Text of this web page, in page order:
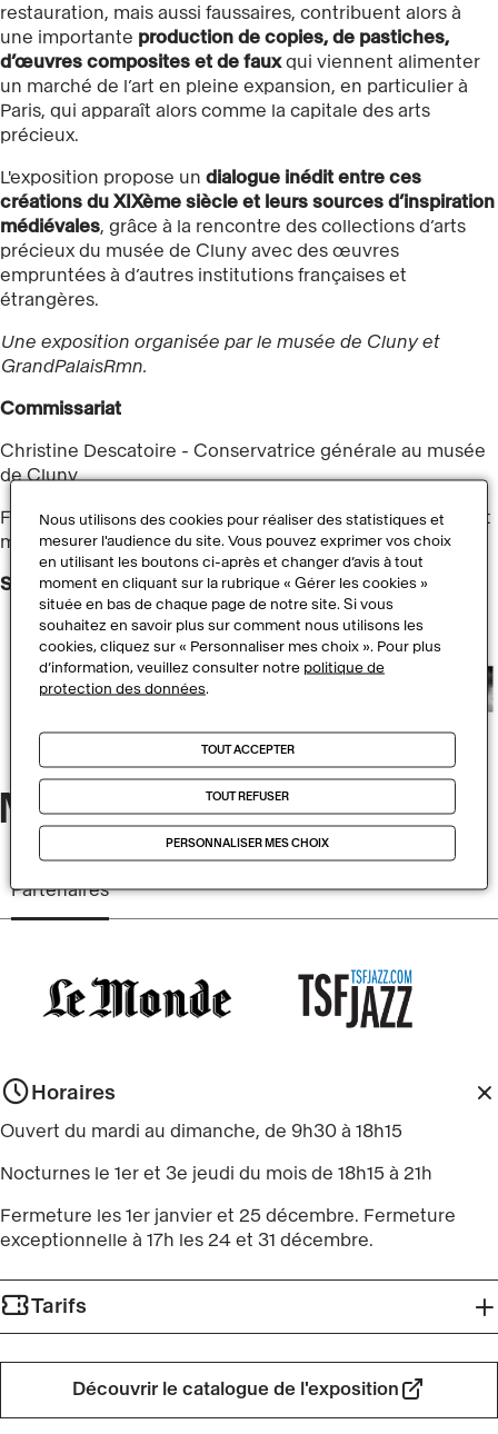
restauration, mais aussi faussaires, contribuent alors à
une importante production de copies, de pastiches,
d’œuvres composites et de fauxqui viennent alimenter
un marché de l’art en pleine expansion, en particulier à
Paris, qui apparaît alors comme la capitale des arts
précieux.
L'exposition propose un dialogue inédit entre ces
créations du XIXème siècle et leurs sources d’inspiration
médiévales, grâce à la rencontre des collections d’arts
précieux du musée de Cluny avec des œuvres
empruntées à d’autres institutions françaises et
étrangères.
Une exposition organisée par le musée de Cluny et
GrandPalaisRmn.
Commissariat
Christine Descatoire - Conservatrice générale au musée
de Cluny
Frédéric Tixier - Maître de conférences en histoire de l’art
médiéval à l’Université de Lorraine
Scénographie: Flavio Bonucelli
Mécènes et partenaires
Partenaires
Découvrir
Découvrir
Informations
Horaires
Ouvert du mardi au dimanche, de 9h30 à 18h15
Nocturnes le 1er et 3e jeudi du mois de 18h15 à 21h
Fermeture les 1er janvier et 25 décembre. Fermeture
exceptionnelle à 17h les 24 et 31 décembre.
Tarifs
Découvrir le catalogue de l'exposition
Nous utilisons des cookies pour réaliser des statistiques et
mesurer l'audience du site. Vous pouvez exprimer vos choix
en utilisant les boutons ci-après et changer d’avis à tout
moment en cliquant sur la rubrique « Gérer les cookies »
située en bas de chaque page de notre site. Si vous
souhaitez en savoir plus sur comment nous utilisons les
cookies, cliquez sur « Personnaliser mes choix ». Pour plus
d’information, veuillez consulter notre politique de
protection des données.
TOUT ACCEPTER
TOUT REFUSER
PERSONNALISER MES CHOIX